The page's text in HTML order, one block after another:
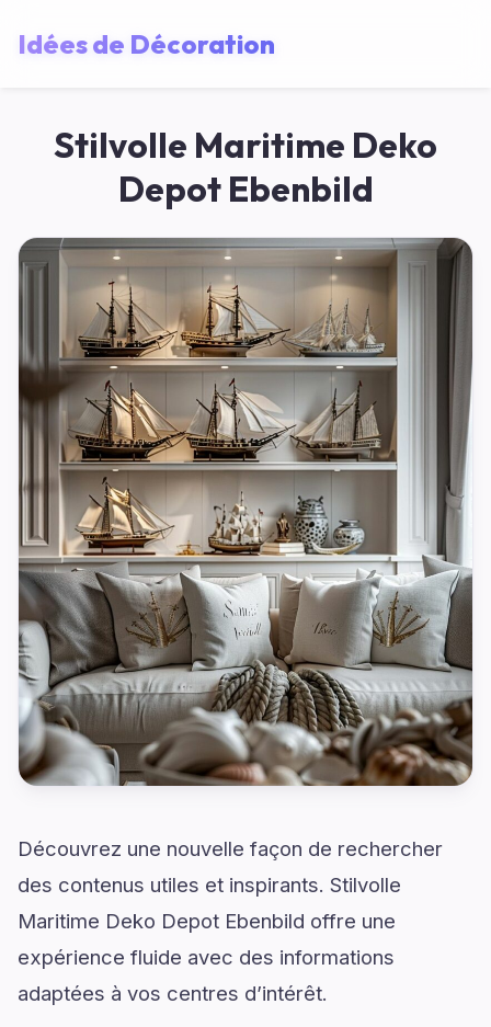
Idées de Décoration
Stilvolle Maritime Deko
Depot Ebenbild
Découvrez une nouvelle façon de rechercher
des contenus utiles et inspirants. Stilvolle
Maritime Deko Depot Ebenbild offre une
expérience fluide avec des informations
adaptées à vos centres d’intérêt.